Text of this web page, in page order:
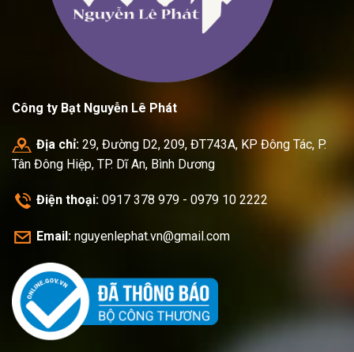
Công ty Bạt Nguyễn Lê Phát
Địa chỉ: 29, Đường D2, 209, ĐT743A, KP Đông Tác, P.
Tân Đông Hiệp, TP. Dĩ An, Bình Dương
Điện thoại: 0917 378 979 - 0979 10 2222
Email: nguyenlephat.vn@gmail.com